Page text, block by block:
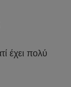
έχει πολύ